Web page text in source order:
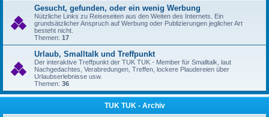
Gesucht, gefunden, oder ein wenig Werbung
Nützliche Links zu Reiseseiten aus den Weiten des Internets. Ein
grundsätzlicher Anspruch auf Werbung oder Publizierungen jeglicher Art
besteht nicht.
Themen: 17
Urlaub, Smalltalk und Treffpunkt
Der interaktive Treffpunkt der TUK TUK - Member für Smalltalk, laut
Nachgedachtes, Verabredungen, Treffen, lockere Plaudereien über
Urlaubserlebnisse usw.
Themen: 36
TUK TUK - Archiv